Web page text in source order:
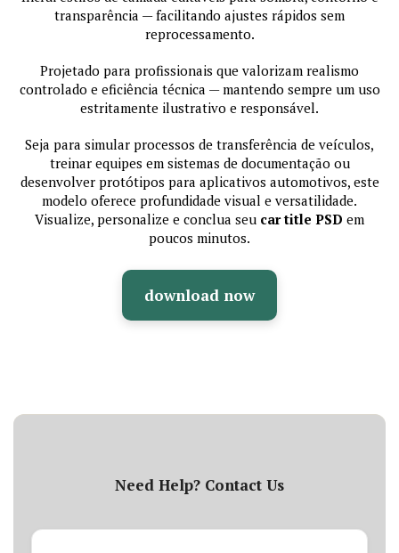
transparência — facilitando ajustes rápidos sem
reprocessamento.
Projetado para profissionais que valorizam realismo
controlado e eficiência técnica — mantendo sempre um uso
estritamente ilustrativo e responsável.
Seja para simular processos de transferência de veículos,
treinar equipes em sistemas de documentação ou
desenvolver protótipos para aplicativos automotivos, este
modelo oferece profundidade visual e versatilidade.
Visualize, personalize e conclua seu car title PSD em
poucos minutos.
download now
Need Help? Contact Us